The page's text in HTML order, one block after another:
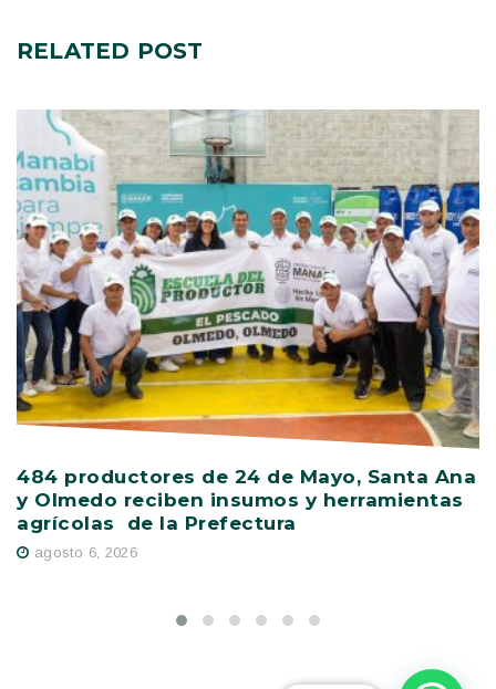
RELATED POST
484 productores de 24 de Mayo, Santa Ana
y Olmedo reciben insumos y herramientas
agrícolas de la Prefectura
agosto 6, 2026